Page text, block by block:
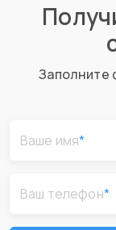
Заполните
Ваше имя*
Ваш телефон*